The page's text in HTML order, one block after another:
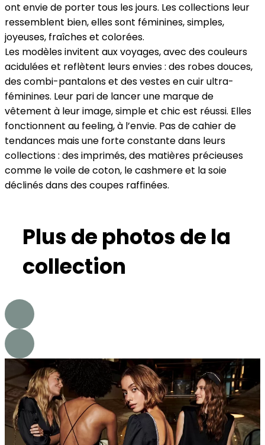
ont envie de porter tous les jours. Les collections leur
ressemblent bien, elles sont féminines, simples,
joyeuses, fraîches et colorées.
Les modèles invitent aux voyages, avec des couleurs
acidulées et reflètent leurs envies : des robes douces,
des combi-pantalons et des vestes en cuir ultra-
féminines. Leur pari de lancer une marque de
vêtement à leur image, simple et chic est réussi. Elles
fonctionnent au feeling, à l’envie. Pas de cahier de
tendances mais une forte constante dans leurs
collections : des imprimés, des matières précieuses
comme le voile de coton, le cashmere et la soie
déclinés dans des coupes raffinées.
Plus de photos de la
collection